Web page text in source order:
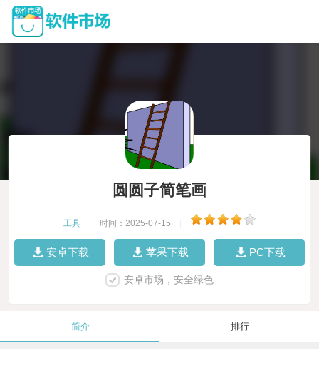
圆圆子简笔画
工具 时间：2025-07-15
安卓下载 苹果下载 PC下载
安卓市场，安全绿色
简介 排行